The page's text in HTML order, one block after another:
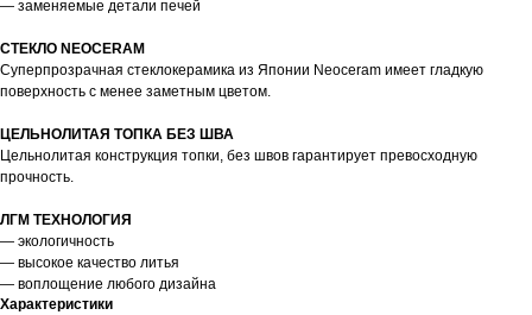
— заменяемые детали печей
СТЕКЛО NEOCERAM
Суперпрозрачная стеклокерамика из Японии Neoceram имеет гладкую
поверхность с менее заметным цветом.
ЦЕЛЬНОЛИТАЯ ТОПКА БЕЗ ШВА
Цельнолитая конструкция топки, без швов гарантирует превосходную
прочность.
ЛГМ ТЕХНОЛОГИЯ
— экологичность
— высокое качество литья
— воплощение любого дизайна
Характеристики